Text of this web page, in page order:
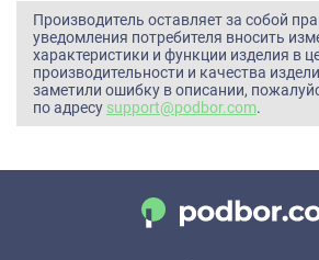
Производитель оставляет за собой
уведомления потребителя вносить
характеристики и функции изделия в
производительности и качества
заметили ошибку в описании,
по адресу support@podbor.com.